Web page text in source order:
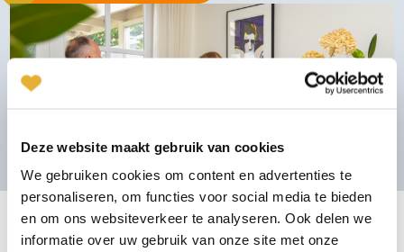
Deze website maakt gebruik van cookies
We gebruiken cookies om content en advertenties te
personaliseren, om functies voor social media te bieden
en om ons websiteverkeer te analyseren. Ook delen we
informatie over uw gebruik van onze site met onze
Willeke Hoek
073-2032029| email
Alkmaar
072-7202218| email
Romantische Uitjes in Groningen